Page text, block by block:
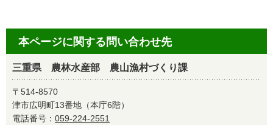
本ページに関する問い合わせ先
三重県 農林水産部 農山漁村づくり課
〒514-8570
津市広明町13番地（本庁6階）
電話番号： 059-224-2551